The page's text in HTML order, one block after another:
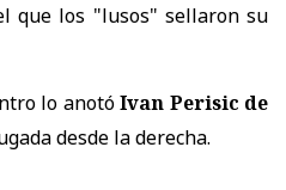
que los "lusos" sellaron su
lo anotóIvan Perisic de
desde la derecha.